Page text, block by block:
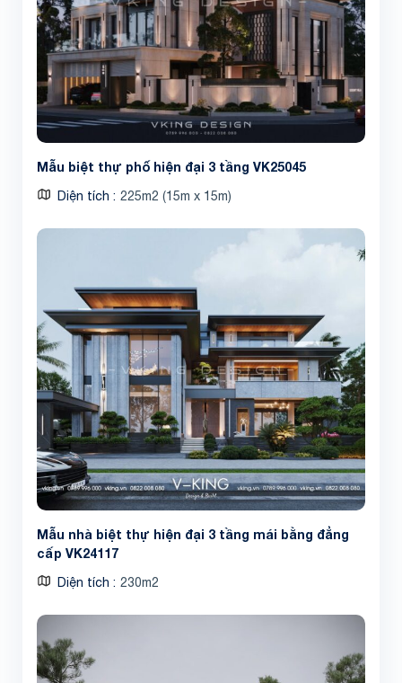
Mẫu biệt thự phố hiện đại 3 tầng VK25045
Diện tích 225m2 (15m x 15m)
Mẫu nhà biệt thự hiện đại 3 tầng mái bằng đẳng
cấp VK24117
Diện tích 230m2